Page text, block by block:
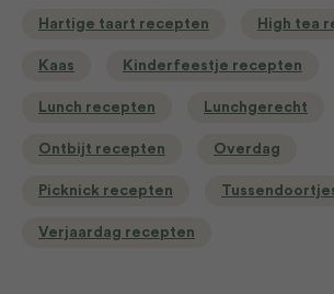
Hartige taart recepten High tea
Kaas Kinderfeestje recepten
Lunch recepten Lunchgerecht
Ontbijt recepten Overdag
Picknick recepten
Verjaardag recepten